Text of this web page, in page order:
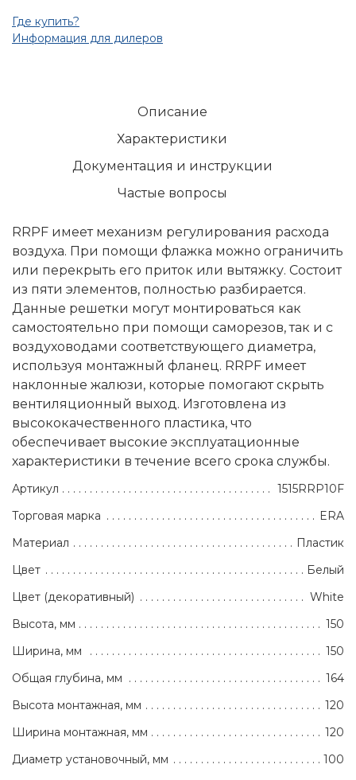
Где купить?
Информация для дилеров
Описание
Характеристики
Документация и инструкции
Частые вопросы
RRPF имеет механизм регулирования расхода
воздуха. При помощи флажка можно ограничить
или перекрыть его приток или вытяжку. Состоит
из пяти элементов, полностью разбирается.
Данные решетки могут монтироваться как
самостоятельно при помощи саморезов, так и с
воздуховодами соответствующего диаметра,
используя монтажный фланец. RRPF имеет
наклонные жалюзи, которые помогают скрыть
вентиляционный выход. Изготовлена из
высококачественного пластика, что
обеспечивает высокие эксплуатационные
характеристики в течение всего срока службы.
Артикул
1515RRP10F
Торговая марка
ERA
Материал
Пластик
Цвет
Белый
Цвет (декоративный)
White
Высота, мм
150
Ширина, мм
150
Общая глубина, мм
164
Высота монтажная, мм
120
Ширина монтажная, мм
120
Диаметр установочный, мм
100